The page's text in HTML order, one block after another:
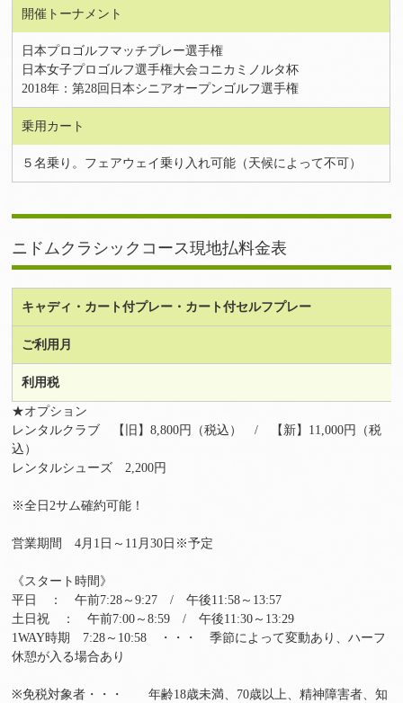
開催トーナメント
日本プロゴルフマッチプレー選手権
日本女子プロゴルフ選手権大会コニカミノルタ杯
2018年：第28回日本シニアオープンゴルフ選手権
乗用カート
５名乗り。フェアウェイ乗り入れ可能（天候によって不可）
ニドムクラシックコース現地払料金表
キャディ・カート付プレー・カート付セルフプレー
ご利用月
利用税
★オプション
レンタルクラブ 【旧】8,800円（税込） / 【新】11,000円（税
込）
レンタルシューズ 2,200円
※全日2サム確約可能！
営業期間 4月1日～11月30日※予定
《スタート時間》
平日 ： 午前7:28～9:27 / 午後11:58～13:57
土日祝 ： 午前7:00～8:59 / 午後11:30～13:29
1WAY時期 7:28～10:58 ・・・ 季節によって変動あり、ハーフ
休憩が入る場合あり
※免税対象者・・・ 年齢18歳未満、70歳以上、精神障害者、知